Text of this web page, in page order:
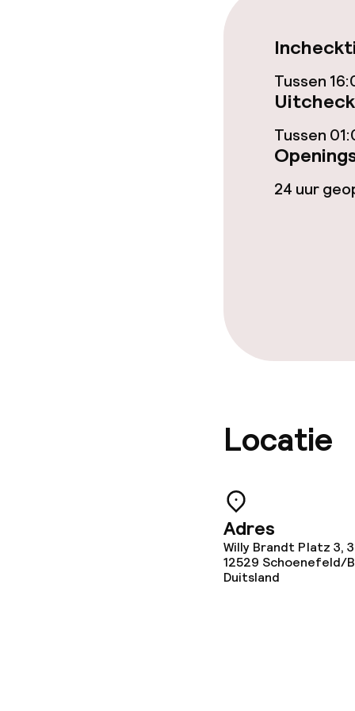
Eet- en
Lunch à la
Zakelijke
Tussen
Tussen
24 uur
Locatie
Adres
Willy Brandt Platz 3, 3
12529 Schoenefeld/
Duitsland